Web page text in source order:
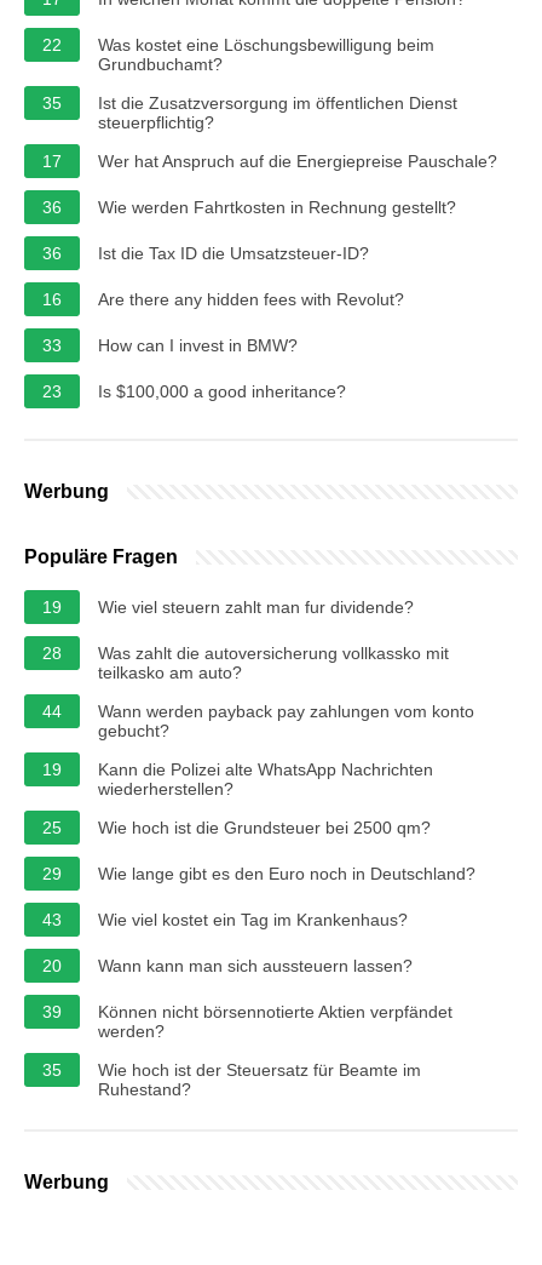
22
Was kostet eine Löschungsbewilligung beim
Grundbuchamt?
35
Ist die Zusatzversorgung im öffentlichen Dienst
steuerpflichtig?
17
Wer hat Anspruch auf die Energiepreise Pauschale?
36 Wie werden Fahrtkosten in Rechnung gestellt?
36 Ist die Tax ID die Umsatzsteuer-ID?
16 Are there any hidden fees with Revolut?
33 How can I invest in BMW?
23 Is $100,000 a good inheritance?
Werbung
Populäre Fragen
19 Wie viel steuern zahlt man fur dividende?
28
Was zahlt die autoversicherung vollkassko mit
teilkasko am auto?
44
Wann werden payback pay zahlungen vom konto
gebucht?
19
Kann die Polizei alte WhatsApp Nachrichten
wiederherstellen?
25
Wie hoch ist die Grundsteuer bei 2500 qm?
29 Wie lange gibt es den Euro noch in Deutschland?
43 Wie viel kostet ein Tag im Krankenhaus?
20 Wann kann man sich aussteuern lassen?
39
Können nicht börsennotierte Aktien verpfändet
werden?
35
Wie hoch ist der Steuersatz für Beamte im
Ruhestand?
Werbung